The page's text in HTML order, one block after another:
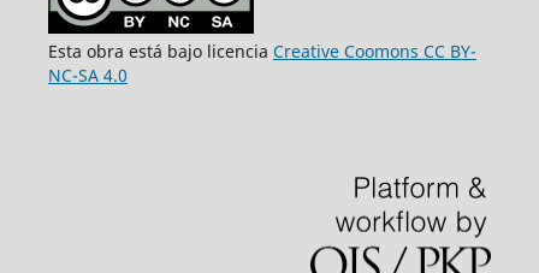
Esta obra está bajo licencia Creative Coomons CC BY-
NC-SA 4.0